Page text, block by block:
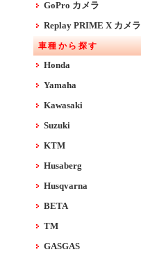
GoPro カメラ
Replay PRIME X カメラ
車種から探す
Honda
Yamaha
Kawasaki
Suzuki
KTM
Husaberg
Husqvarna
BETA
TM
GASGAS